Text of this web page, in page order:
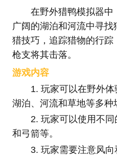
在野外猎鸭模拟器中
广阔的湖泊和河流中寻
猎技巧，追踪猎物的行
枪支将其击落。
游戏内容
1. 玩家可以在野外
湖泊、河流和草地等多种
2. 玩家可以使用不
和弓箭等。
3. 玩家需要注意风向